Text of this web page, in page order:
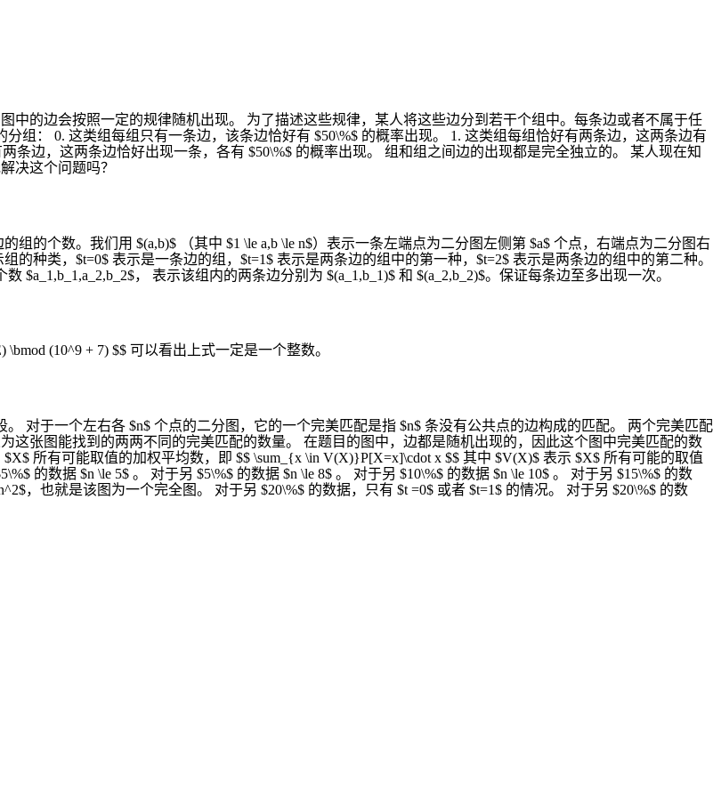
中的边会按照一定的规律随机出现。 为了描述这些规律，某人将这些边分到若干个组中。每条边或者不属于任
组： 0. 这类组每组只有一条边，该条边恰好有 $50\%$ 的概率出现。 1. 这类组每组恰好有两条边，这两条边有
条边，这两条边恰好出现一条，各有 $50\%$ 的概率出现。 组和组之间边的出现都是完全独立的。 某人现在知
决这个问题吗？
的个数。我们用 $(a,b)$ （其中 $1 \le a,b \le n$）表示一条左端点为二分图左侧第 $a$ 个点，右端点为二分图右
的种类，$t=0$ 表示是一条边的组，$t=1$ 表示是两条边的组中的第一种，$t=2$ 表示是两条边的组中的第二种。
$a_1,b_1,a_2,b_2$， 表示该组内的两条边分别为 $(a_1,b_1)$ 和 $(a_2,b_2)$。保证每条边至多出现一次。
(10^9 + 7) $$ 可以看出上式一定是一个整数。
对于一个左右各 $n$ 个点的二分图，它的一个完美匹配是指 $n$ 条没有公共点的边构成的匹配。 两个完美匹配
这张图能找到的两两不同的完美匹配的数量。 在题目的图中，边都是随机出现的，因此这个图中完美匹配的数
所有可能取值的加权平均数，即 $$ \sum_{x \in V(X)}P[X=x]\cdot x $$ 其中 $V(X)$ 表示 $X$ 所有可能的取值
的数据 $n \le 5$ 。 对于另 $5\%$ 的数据 $n \le 8$ 。 对于另 $10\%$ 的数据 $n \le 10$ 。 对于另 $15\%$ 的数
，也就是该图为一个完全图。 对于另 $20\%$ 的数据，只有 $t =0$ 或者 $t=1$ 的情况。 对于另 $20\%$ 的数